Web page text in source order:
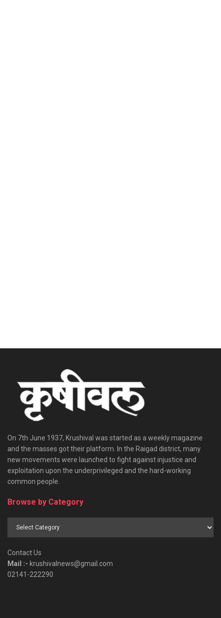
On 7th June 1937, Krushival was started as a weekly magazine
and the masses got their platform. In the Raigad district, many
new movements were launched to fight against injustice and
exploitation upon the underprivileged and the hard-working
common people.
Browse by Category
Contact Us
Mail :- krushivalnews@gmail.com
02141-222290